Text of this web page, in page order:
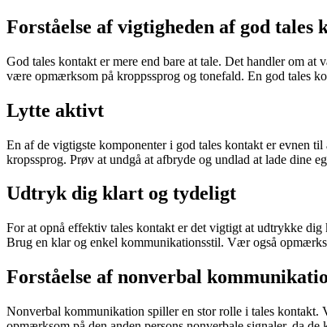
Forståelse af vigtigheden af ​​god tales
God tales kontakt er mere end bare at tale. Det handler om
være opmærksom på kroppssprog og tonefald. En god tales
Lytte aktivt
En af de vigtigste komponenter i god tales kontakt er evnen
kropssprog. Prøv at undgå at afbryde og undlad at lade dine
Udtryk dig klart og tydeligt
For at opnå effektiv tales kontakt er det vigtigt at udtrykke
Brug en klar og enkel kommunikationsstil. Vær også
Forståelse af nonverbal
Nonverbal kommunikation spiller en stor rolle i tales